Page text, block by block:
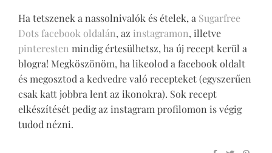
Ha tetszenek a nassolnivalók és ételek, a Sugarfree
Dots facebook oldalán, az instagramon, illetve
pinteresten mindig értesülhetsz, ha új recept kerül a
blogra! Megköszönöm, ha likeolod a facebook oldalt
és megosztod a kedvedre való recepteket (egyszerűen
csak katt jobbra lent az ikonokra). Sok recept
elkészítését pedig az instagram profilomon is végig
tudod nézni.